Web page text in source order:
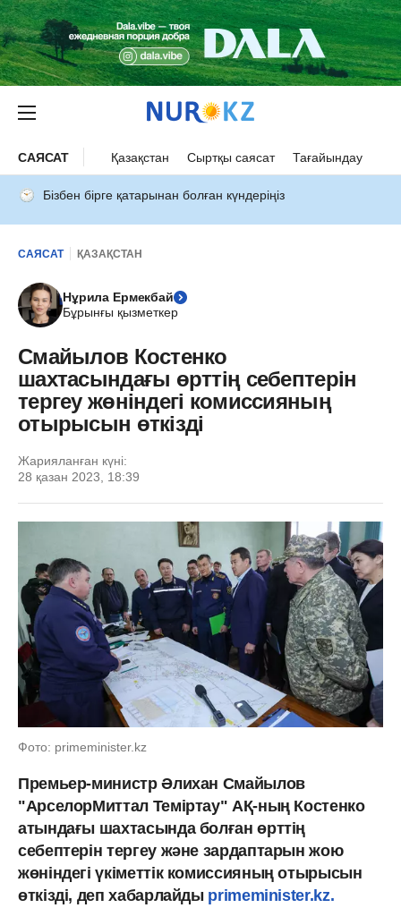
САЯСАТ Қазақстан Сыртқы саясат Тағайындау
Бізбен бірге қатарынан болған күндеріңіз
САЯСАТ ҚАЗАҚСТАН
Нұрила Ермекбай
Бұрынғы қызметкер
Смайылов Костенко
шахтасындағы өрттің себептерін
тергеу жөніндегі комиссияның
отырысын өткізді
Жарияланған күні:
28 қазан 2023, 18:39
Фото: primeminister.kz
Премьер-министр Әлихан Смайылов
"АрселорМиттал Теміртау" АҚ-ның Костенко
атындағы шахтасында болған өрттің
себептерін тергеу және зардаптарын жою
жөніндегі үкіметтік комиссияның отырысын
өткізді, деп хабарлайдыprimeminister.kz.